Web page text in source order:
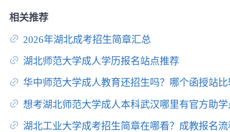
相关推荐
2026年湖北成考招生简章汇总
湖北师范大学成人学历报名站点推荐
华中师范大学成人教育还招生吗？哪个函授站
想考湖北师范大学成人本科武汉哪里有官方助
湖北工业大学成考招生简章在哪看？成教报名